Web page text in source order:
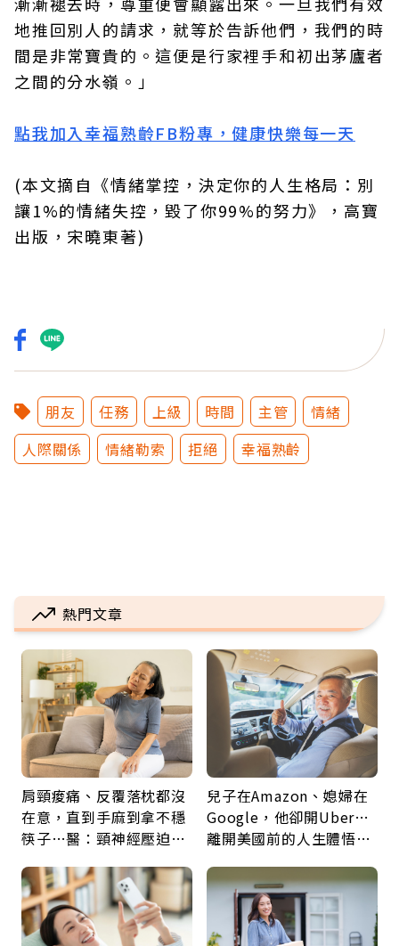
地推回別人的請求，就等於告訴他們，我們的時
間是非常寶貴的。這便是行家裡手和初出茅廬者
之間的分水嶺。」
點我加入幸福熟齡FB粉專，健康快樂每一天
(本文摘自《情緒掌控，決定你的人生格局：別
讓1%的情緒失控，毀了你99%的努力》，高寶
出版，宋曉東著)
朋友 任務 上級 時間 主管
情緒
人際關係
情緒勒索 拒絕 幸福熟齡
熱門文章
肩頸痠痛、反覆落枕都沒
在意，直到手麻到拿不穩
筷子…醫：頸神經壓迫上
鍵
兒子在Amazon、媳婦在
Google，他卻開Uber…
離開美國前的人生體悟：